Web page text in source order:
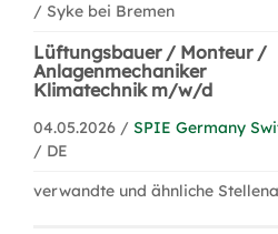
/ Syke bei Bremen
Lüftungsbauer / Monteur /
Anlagenmechaniker
Klimatechnik m/w/d
04.05.2026 / SPIE Germany
/ DE
verwandte und ähnliche